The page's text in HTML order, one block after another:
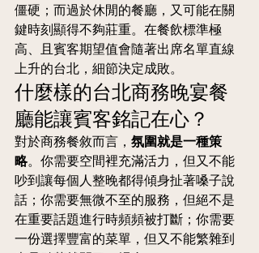
僵硬；而過於休閒的餐廳，又可能在關
鍵時刻顯得不夠莊重。在餐飲標準極
高、且賓客期望值會隨著出席名單直線
上升的台北，細節決定成敗。
什麼樣的台北商務晚宴餐
廳能讓賓客銘記在心？
對於商務餐敘而言， 氛圍就是一種策
略。你需要空間裡充滿活力，但又不能
吵到讓每個人整晚都得傾身扯著嗓子說
話；你需要無微不至的服務，但絕不是
在重要話題進行時頻頻被打斷；你需要
一份選擇豐富的菜單，但又不能繁雜到